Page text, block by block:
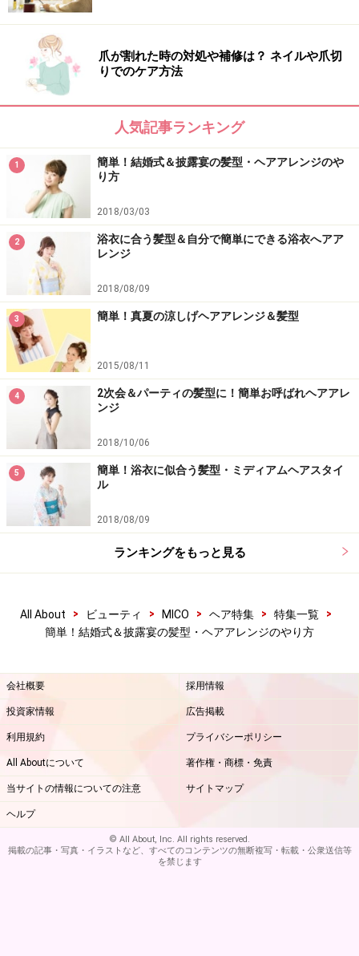
爪が割れた時の対処や補修は？ ネイルや爪切
りでのケア方法
人気記事ランキング
1
簡単！結婚式＆披露宴の髪型・ヘアアレンジのや
り方
2018/03/03
2
浴衣に合う髪型＆自分で簡単にできる浴衣へアア
レンジ
2018/08/09
3 簡単！真夏の涼しげヘアアレンジ＆髪型
2015/08/11
4
2次会＆パーティの髪型に！簡単お呼ばれヘアアレ
ンジ
2018/10/06
5
簡単！浴衣に似合う髪型・ミディアムヘアスタイ
ル
2018/08/09
ランキングをもっと見る
All About > ビューティ > MICO > ヘア特集 > 特集一覧
>
簡単！結婚式＆披露宴の髪型・ヘアアレンジのやり方
会社概要 採用情報
投資家情報 広告掲載
利用規約 プライバシーポリシー
All Aboutについて 著作権・商標・免責
当サイトの情報についての注意 サイトマップ
ヘルプ
© All About, Inc. All rights reserved.
掲載の記事・写真・イラストなど、すべてのコンテンツの無断複写・転載・公衆送信等
を禁じます